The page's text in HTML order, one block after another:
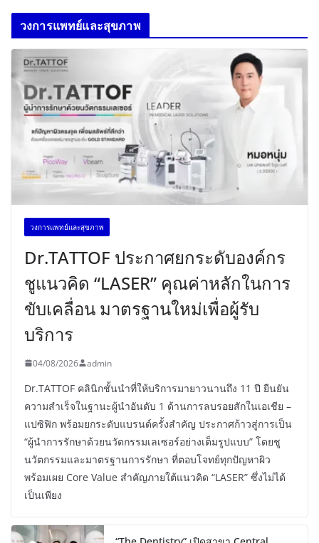
วงการแพทย์และสุขภาพ
วงการแพทย์และสุขภาพ
Dr.TATTOF ประกาศยกระดับองค์กร
ชูแนวคิด “LASER” คุณค่าหลักในการ
ขับเคลื่อน มาตรฐานใหม่เพื่อผู้รับ
บริการ
04/08/2026 admin
Dr.TATTOF คลินิกชั้นนำที่ให้บริการมายาวนานถึง 11 ปี ยืนยัน
ความสำเร็จในฐานะผู้นำอันดับ 1 ด้านการลบรอยสักในเอเชีย –
แปซิฟิก พร้อมยกระดับแบรนด์ครั้งสำคัญ ประกาศก้าวสู่การเป็น
“ผู้นำการรักษาด้วยนวัตกรรมเลเซอร์อย่างเต็มรูปแบบ” โดยชู
นวัตกรรมและมาตรฐานการรักษา ที่ตอบโจทย์ทุกปัญหาผิว
พร้อมเผย Core Value สำคัญภายใต้แนวคิด “LASER” ซึ่งไม่ได้
เป็นเพียง